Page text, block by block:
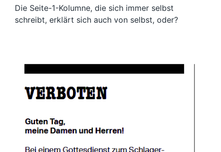
Die Seite-1-Kolumne, die sich immer selbst
schreibt, erklärt sich auch von selbst, oder?